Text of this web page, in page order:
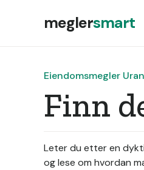
meglersmart
Eiendomsmegler
Finn
Leter du etter en
og lese om hvordan